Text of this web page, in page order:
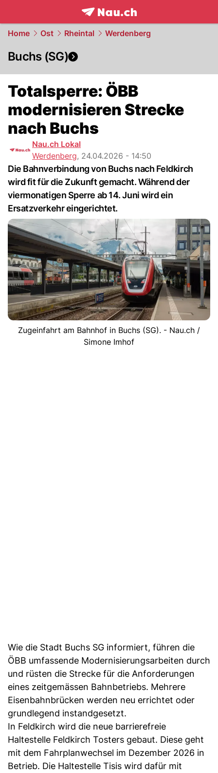
frontpage.NAU.ch
Home Ost Rheintal Werdenberg
Buchs (SG)
Totalsperre: ÖBB
modernisieren Strecke
nach Buchs
Nau.ch Lokal
Werdenberg, 24.04.2026 - 14:50
Die Bahnverbindung von Buchs nach Feldkirch
wird fit für die Zukunft gemacht. Während der
viermonatigen Sperre ab 14. Juni wird ein
Ersatzverkehr eingerichtet.
Zugeinfahrt am Bahnhof in Buchs (SG). - Nau.ch /
Simone Imhof
Wie die Stadt Buchs SG informiert, führen die
ÖBB umfassende Modernisierungsarbeiten durch
und rüsten die Strecke für die Anforderungen
eines zeitgemässen Bahnbetriebs. Mehrere
Eisenbahnbrücken werden neu errichtet oder
grundlegend instandgesetzt.
In Feldkirch wird die neue barrierefreie
Haltestelle Feldkirch Tosters gebaut. Diese geht
mit dem Fahrplanwechsel im Dezember 2026 in
Betrieb. Die Haltestelle Tisis wird dafür mit